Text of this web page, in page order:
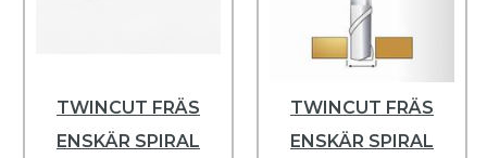
TWINCUT FRÄS
ENSKÄR SPIRAL
TWINCUT FRÄS
ENSKÄR SPIRAL